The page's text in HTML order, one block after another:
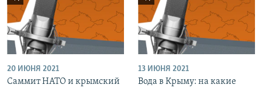
20 ИЮНЯ 2021
Саммит НАТО и крымский
13 ИЮНЯ 2021
Вода в Крыму: на какие